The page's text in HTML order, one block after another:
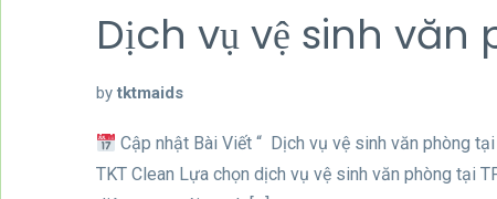
Dịch vụ vệ sinh văn
by tktmaids
Cập nhật Bài Viết “ Dịch vụ vệ sinh văn phòng
TKT Clean Lựa chọn dịch vụ vệ sinh văn phòng tại